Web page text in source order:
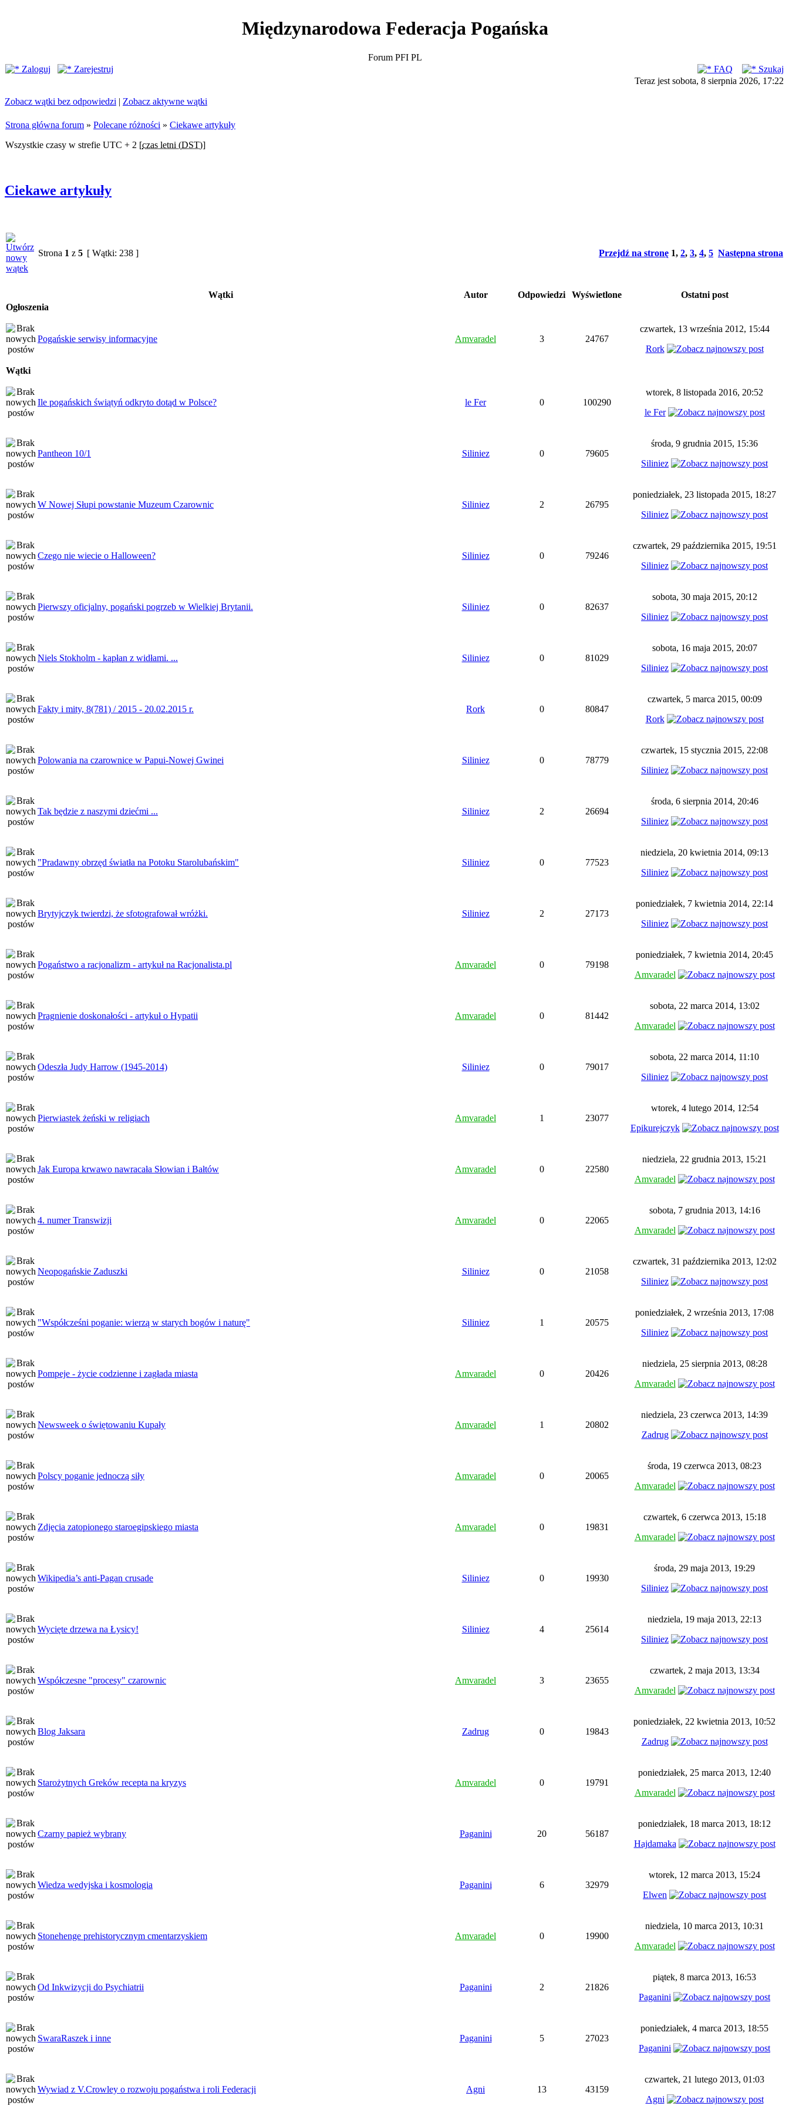
Międzynarodowa Federacja Pogańska
Forum PFI PL
Zaloguj
Zarejestruj FAQ
Szukaj
Teraz jest sobota, 8 sierpnia 2026, 17:22
Zobacz wątki bez odpowiedzi | Zobacz aktywne wątki
Strona główna forum » Polecane różności » Ciekawe artykuły
Wszystkie czasy w strefie UTC + 2 [czas letni (DST)]
Ciekawe artykuły
Strona 1 z 5 [ Wątki: 238 ] Przejdź na stronę 1, 2, 3, 4, 5 Następna strona
Wątki Autor Odpowiedzi Wyświetlone
Ostatni post
Ogłoszenia
Pogańskie serwisy informacyjne Amvaradel 3 24767
czwartek, 13 września 2012, 15:44
Rork
Wątki
Ile pogańskich świątyń odkryto dotąd w Polsce? le Fer 0 100290
wtorek, 8 listopada 2016, 20:52
le Fer
Pantheon 10/1 Siliniez 0 79605
środa, 9 grudnia 2015, 15:36
Siliniez
W Nowej Słupi powstanie Muzeum Czarownic Siliniez 2 26795
poniedziałek, 23 listopada 2015, 18:27
Siliniez
Czego nie wiecie o Halloween? Siliniez 0 79246
czwartek, 29 października 2015, 19:51
Siliniez
Pierwszy oficjalny, pogański pogrzeb w Wielkiej Brytanii. Siliniez 0 82637
sobota, 30 maja 2015, 20:12
Siliniez
Niels Stokholm - kapłan z widłami. ... Siliniez 0 81029
sobota, 16 maja 2015, 20:07
Siliniez
Fakty i mity, 8(781) / 2015 - 20.02.2015 r. Rork 0 80847
czwartek, 5 marca 2015, 00:09
Rork
Polowania na czarownice w Papui-Nowej Gwinei Siliniez 0 78779
czwartek, 15 stycznia 2015, 22:08
Siliniez
Tak będzie z naszymi dziećmi ... Siliniez 2 26694
środa, 6 sierpnia 2014, 20:46
Siliniez
"Pradawny obrzęd światła na Potoku Starolubańskim" Siliniez 0 77523
niedziela, 20 kwietnia 2014, 09:13
Siliniez
Brytyjczyk twierdzi, że sfotografował wróżki. Siliniez 2 27173
poniedziałek, 7 kwietnia 2014, 22:14
Siliniez
Pogaństwo a racjonalizm - artykuł na Racjonalista.pl Amvaradel 0 79198
poniedziałek, 7 kwietnia 2014, 20:45
Amvaradel
Pragnienie doskonałości - artykuł o Hypatii Amvaradel 0 81442
sobota, 22 marca 2014, 13:02
Amvaradel
Odeszła Judy Harrow (1945-2014) Siliniez 0 79017
sobota, 22 marca 2014, 11:10
Siliniez
Pierwiastek żeński w religiach Amvaradel 1 23077
wtorek, 4 lutego 2014, 12:54
Epikurejczyk
Jak Europa krwawo nawracała Słowian i Bałtów Amvaradel 0 22580
niedziela, 22 grudnia 2013, 15:21
Amvaradel
4. numer Transwizji Amvaradel 0 22065
sobota, 7 grudnia 2013, 14:16
Amvaradel
Neopogańskie Zaduszki Siliniez 0 21058
czwartek, 31 października 2013, 12:02
Siliniez
"Współcześni poganie: wierzą w starych bogów i naturę" Siliniez 1 20575
poniedziałek, 2 września 2013, 17:08
Siliniez
Pompeje - życie codzienne i zagłada miasta Amvaradel 0 20426
niedziela, 25 sierpnia 2013, 08:28
Amvaradel
Newsweek o świętowaniu Kupały Amvaradel 1 20802
niedziela, 23 czerwca 2013, 14:39
Zadrug
Polscy poganie jednoczą siły Amvaradel 0 20065
środa, 19 czerwca 2013, 08:23
Amvaradel
Zdjęcia zatopionego staroegipskiego miasta Amvaradel 0 19831
czwartek, 6 czerwca 2013, 15:18
Amvaradel
Wikipedia’s anti-Pagan crusade Siliniez 0 19930
środa, 29 maja 2013, 19:29
Siliniez
Wycięte drzewa na Łysicy! Siliniez 4 25614
niedziela, 19 maja 2013, 22:13
Siliniez
Współczesne "procesy" czarownic Amvaradel 3 23655
czwartek, 2 maja 2013, 13:34
Amvaradel
Blog Jaksara Zadrug 0 19843
poniedziałek, 22 kwietnia 2013, 10:52
Zadrug
Starożytnych Greków recepta na kryzys Amvaradel 0 19791
poniedziałek, 25 marca 2013, 12:40
Amvaradel
Czarny papież wybrany Paganini 20 56187
poniedziałek, 18 marca 2013, 18:12
Hajdamaka
Wiedza wedyjska i kosmologia Paganini 6 32979
wtorek, 12 marca 2013, 15:24
Elwen
Stonehenge prehistorycznym cmentarzyskiem Amvaradel 0 19900
niedziela, 10 marca 2013, 10:31
Amvaradel
Od Inkwizycji do Psychiatrii Paganini 2 21826
piątek, 8 marca 2013, 16:53
Paganini
SwaraRaszek i inne Paganini 5 27023
poniedziałek, 4 marca 2013, 18:55
Paganini
Wywiad z V.Crowley o rozwoju pogaństwa i roli Federacji Agni 13 43159
czwartek, 21 lutego 2013, 01:03
Agni